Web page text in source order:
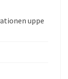
uppe